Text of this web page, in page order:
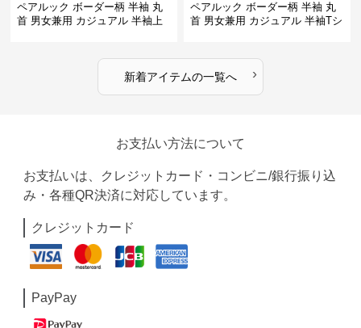
ペアルック ボーダー柄 半袖 丸
首 男女兼用 カジュアル 半袖上
ペアルック ボーダー柄 半袖 丸
首 男女兼用 カジュアル 半袖Tシ
新着アイテムの一覧へ ›
お支払い方法について
お支払いは、クレジットカード・コンビニ/銀行振り込
み・各種QR決済に対応しています。
クレジットカード
PayPay